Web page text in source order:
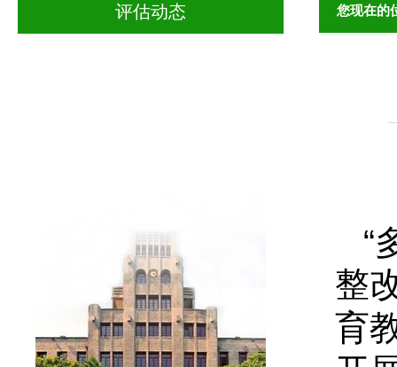
评估动态 您现在的
“
整
育